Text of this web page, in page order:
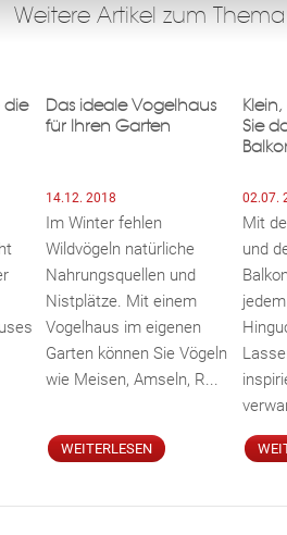
Weitere Artikel zum Thema
die
Das ideale Vogelhaus
für Ihren Garten
14.12. 2018
Im Winter fehlen
Wildvögeln natürliche
Nahrungsquellen und
Nistplätze. Mit einem
Vogelhaus im eigenen
Garten können Sie Vögeln
wie Meisen, Amseln, R...
WEITERLESEN
Sie
02.07.
Mit
und